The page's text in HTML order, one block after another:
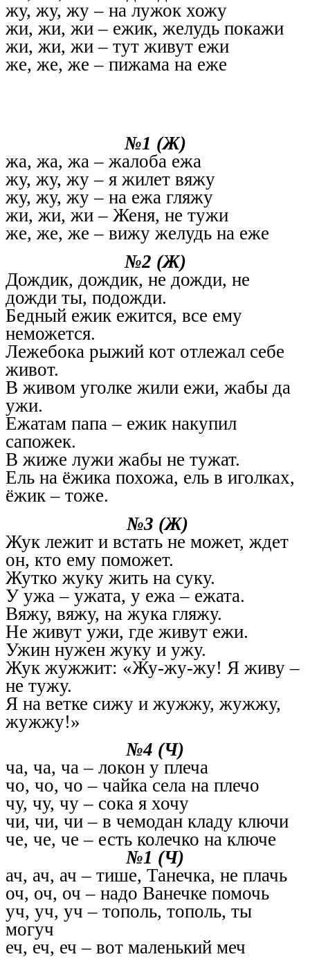
жу, жу, жу – на лужок хожу
жи, жи, жи – ежик, желудь покажи
жи, жи, жи – тут живут ежи
же, же, же – пижама на еже
№1 (Ж)
жа, жа, жа – жалоба ежа
жу, жу, жу – я жилет вяжу
жу, жу, жу – на ежа гляжу
жи, жи, жи – Женя, не тужи
же, же, же – вижу желудь на еже
№2 (Ж)
Дождик, дождик, не дожди, не
дожди ты, подожди.
Бедный ежик ежится, все ему
неможется.
Лежебока рыжий кот отлежал себе
живот.
В живом уголке жили ежи, жабы да
ужи.
Ежатам папа – ежик накупил
сапожек.
В жиже лужи жабы не тужат.
Ель на ёжика похожа, ель в иголках,
ёжик – тоже.
№3 (Ж)
Жук лежит и встать не может, ждет
он, кто ему поможет.
Жутко жуку жить на суку.
У ужа – ужата, у ежа – ежата.
Вяжу, вяжу, на жука гляжу.
Не живут ужи, где живут ежи.
Ужин нужен жуку и ужу.
Жук жужжит: «Жу-жу-жу! Я живу –
не тужу.
Я на ветке сижу и жужжу, жужжу,
жужжу!»
№4 (Ч)
ча, ча, ча – локон у плеча
чо, чо, чо – чайка села на плечо
чу, чу, чу – сока я хочу
чи, чи, чи – в чемодан кладу ключи
че, че, че – есть колечко на ключе
№1 (Ч)
ач, ач, ач – тише, Танечка, не плачь
оч, оч, оч – надо Ванечке помочь
уч, уч, уч – тополь, тополь, ты
могуч
еч, еч, еч – вот маленький меч